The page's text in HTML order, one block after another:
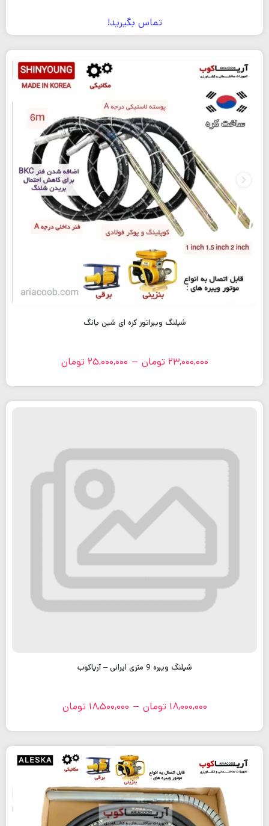
تماس بگیرید!
شیلنگ ویبراتور کره ای شین یانگ
23,000,000 تومان –
25,000,000 تومان
شیلنگ ویبره 9 متری ایرانی – آریاکوب
18,000,000 تومان –
18,500,000 تومان